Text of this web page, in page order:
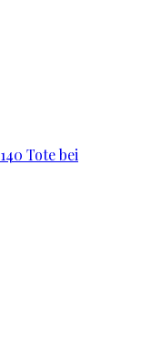
Tote bei